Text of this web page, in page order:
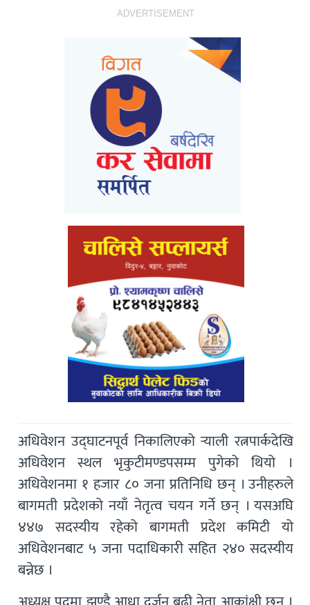
ADVERTISEMENT
अधिवेशन उद्घाटनपूर्व निकालिएको र्‍याली रत्नपार्कदेखि
अधिवेशन स्थल भृकुटीमण्डपसम्म पुगेको थियो ।
अधिवेशनमा १ हजार ८० जना प्रतिनिधि छन् । उनीहरुले
बागमती प्रदेशको नयाँ नेतृत्व चयन गर्ने छन् । यसअघि
४४७ सदस्यीय रहेको बागमती प्रदेश कमिटी यो
अधिवेशनबाट ५ जना पदाधिकारी सहित २४० सदस्यीय
बन्नेछ ।